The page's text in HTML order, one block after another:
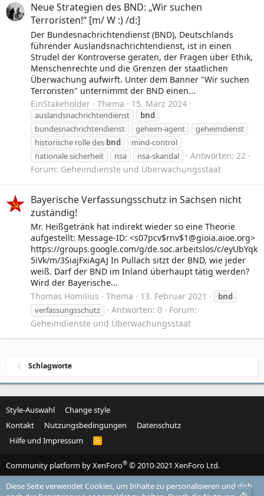
Neue Strategien des BND: „Wir suchen
Terroristen!“ [m/ W :) /d:]
Der Bundesnachrichtendienst (BND), Deutschlands
führender Auslandsnachrichtendienst, ist in einen
Strudel der Kontroverse geraten, der Fragen über Ethik,
Menschenrechte und die Grenzen der staatlichen
Überwachung aufwirft. Unter dem Banner "Wir suchen
Terroristen" unternimmt der BND einen...
EinStakeholder
Thema 15. März 2024
auslandsnachrichtendienst
bnd
bundesnachrichtendienst
geheim-agent
geheimdienst
historische rolle des bnd
mind-control
nationale sicherheit
nsa nsa-skandal
Antworten: 22
Forum: Geheimdienste und Überwachungsstaat
Bayerische Verfassungsschutz in Sachsen nicht
zuständig!
Mr. Heißgetränk hat indirekt wieder so eine Theorie
aufgestellt: Message-ID: <s07pcv$rnv$1@gioia.aioe.org>
https://groups.google.com/g/de.soc.arbeitslos/c/eyUbYqk
5iVk/m/3SiajFxiAgAJ In Pullach sitzt der BND, wie jeder
weiß. Darf der BND im Inland überhaupt tätig werden?
Wird der Bayerische...
Thomas Homilius
Thema 13. Februar 2021
bnd
verfassungsschutz
Antworten: 0
Forum:
Geheimdienste und Überwachungsstaat
Schlagworte
Style-Auswahl
Change style
Kontakt
Nutzungsbedingungen
Datenschutz
Hilfe und Impressum
R
Community platform by XenForo® © 2010-2021 XenForo Ltd.
Diese Seite verwendet Cookies, um Inhalte zu personalisieren und dich